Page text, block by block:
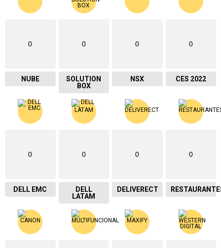
0
NUBE
0
SOLUTION
BOX
0
NSX
0
CES 2022
0
DELL EMC
0
DELL
LATAM
0
DELIVERECT
0